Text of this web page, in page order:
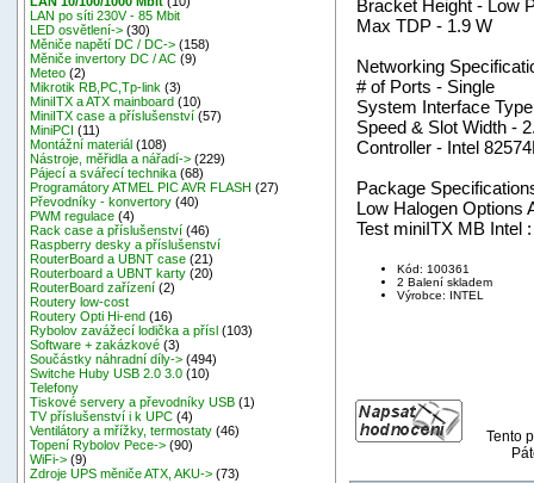
LAN po síti 230V - 85 Mbit
LED osvětlení-> (30)
Měniče napětí DC / DC-> (158)
Měniče invertory DC / AC (9)
Meteo (2)
Mikrotik RB,PC,Tp-link (3)
MiniITX a ATX mainboard (10)
MiniITX case a příslušenství (57)
MiniPCI (11)
Montážní materiál (108)
Nástroje, měřidla a nářadí-> (229)
Pájecí a svářecí technika (68)
Programátory ATMEL PIC AVR FLASH (27)
Převodníky - konvertory (40)
PWM regulace (4)
Rack case a příslušenství (46)
Raspberry desky a příslušenství
RouterBoard a UBNT case (21)
Routerboard a UBNT karty (20)
RouterBoard zařízení (2)
Routery low-cost
Routery Opti Hi-end (16)
Rybolov zavážecí lodička a přísl (103)
Software + zakázkové (3)
Součástky náhradní díly-> (494)
Switche Huby USB 2.0 3.0 (10)
Telefony
Tiskové servery a převodníky USB (1)
TV příslušenství i k UPC (4)
Ventilátory a mřížky, termostaty (46)
Topení Rybolov Pece-> (90)
WiFi-> (9)
Zdroje UPS měniče ATX, AKU-> (73)
Bracket Height - Low
Max TDP - 1.9 W
Networking
# of Ports - Single
System Interface
Speed & Slot Width -
Controller - Intel
Package
Low Halogen Options
Test miniITX MB Intel
Kód: 100361
2 Balení skladem
Výrobce: INTEL
Tento